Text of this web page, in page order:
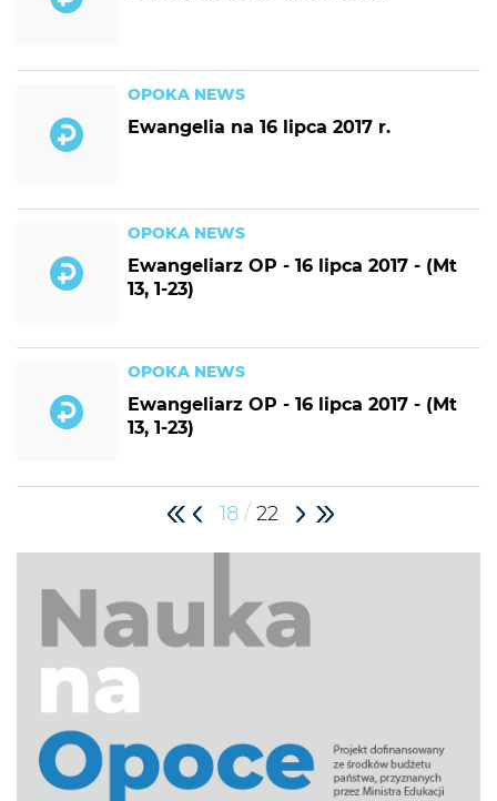
OPOKA NEWS
Ewangelia na 16 lipca 2017 r.
OPOKA NEWS
Ewangeliarz OP - 16 lipca 2017 - (Mt
13, 1-23)
OPOKA NEWS
Ewangeliarz OP - 16 lipca 2017 - (Mt
13, 1-23)
18 / 22